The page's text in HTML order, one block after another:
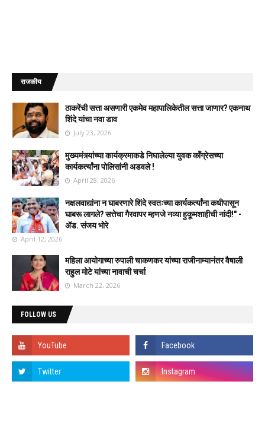
राजकीय
ठाकरेंची सत्ता असणारी एकमेव महापालिकेतील सत्ता जाणार? एकनाथ
शिंदे यांचा नवा डाव
July 23, 2026
मुख्यमंत्र्यांच्या कार्यक्रमाकडे निघालेल्या युवक काँग्रेसच्या
कार्यकर्त्यांना पोलिसांनी अडवले !
April 28, 2026
नक्षलवाद्यांना न घाबरणारे शिंदे स्वतःच्या कार्यकर्त्यांना कधीपासून
घाबरू लागले? सत्तेचा गैरवापर म्हणजे नव्या हुकूमशाहीची नांदी!" -
ॲड. संजय भोरे
April 12, 2026
महिला आयोगाच्या रुपाली चाकणकर यांच्या राजीनाम्यानंतर वैषाली
राहुल मोटे यांच्या नावाची चर्चा
March 22, 2026
FOLLOW US